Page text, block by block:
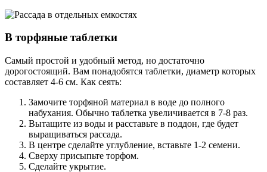
В торфяные таблетки
Самый простой и удобный метод, но достаточно
дорогостоящий. Вам понадобятся таблетки, диаметр которых
составляет 4-6 см. Как сеять:
Замочите торфяной материал в воде до полного
набухания. Обычно таблетка увеличивается в 7-8 раз.
Вытащите из воды и расставьте в поддон, где будет
выращиваться рассада.
В центре сделайте углубление, вставьте 1-2 семени.
Сверху присыпьте торфом.
Сделайте укрытие.